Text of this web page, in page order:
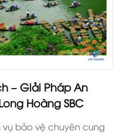
– Giải Pháp An
Hoàng SBC
vụ bảo vệ chuyên cung